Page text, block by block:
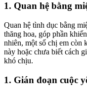
1. Quan hệ bằng
Quan hệ tình dục bằng
thăng hoa, góp phần
nhiên, một số chị em còn
này hoặc chưa biết cách
khó chịu.
1. Gián đoạn cuộc